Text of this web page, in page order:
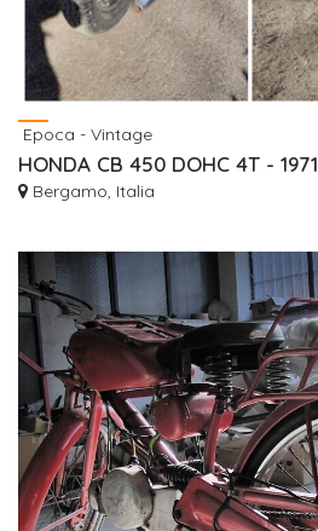
Epoca - Vintage
HONDA CB 450 DOHC 4T - 1971
Bergamo, Italia